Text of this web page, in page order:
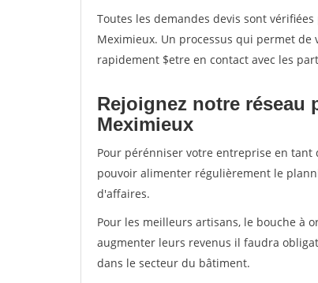
Toutes les demandes devis sont
Meximieux. Un processus qui permet de
rapidement $etre en contact avec les
Rejoignez notre réseau
Meximieux
Pour pérénniser votre entreprise en
pouvoir alimenter régulièrement le
d'affaires.
Pour les meilleurs artisans, le bouche à
augmenter leurs revenus il faudra
dans le secteur du bâtiment.